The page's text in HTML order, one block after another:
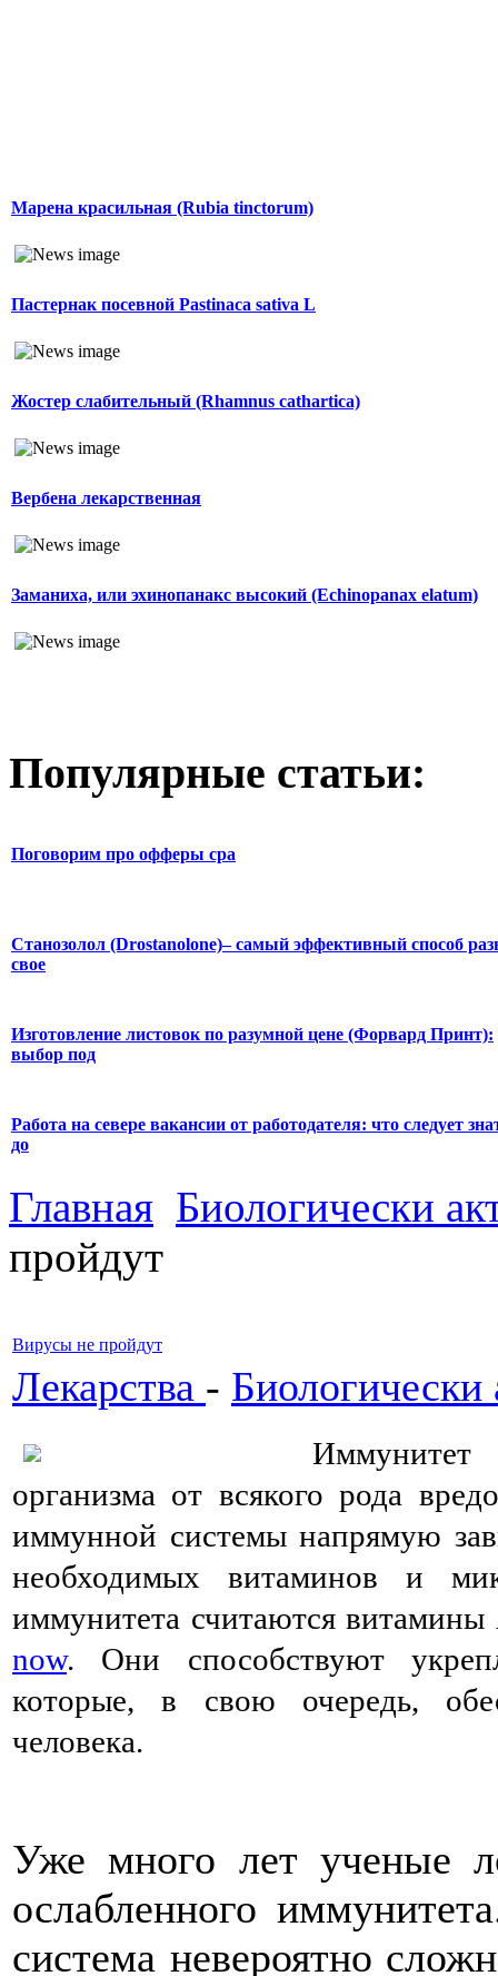
Марена красильная (Rubia tinctorum)
Пастернак посевной Pastinaca sativa L
Жостер слабительный (Rhamnus cathartica)
Вербена лекарственная
Заманиха, или эхинопанакс высокий (Echinopanax elatum)
Популярные статьи:
Поговорим про офферы cpa
Станозолол (Drostanolone)– самый эффективный способ
свое
Изготовление листовок по разумной цене (Форвард Принт):
выбор под
Работа на севере вакансии от работодателя: что следует
до
Главная Биологически
пройдут
Вирусы не пройдут
Лекарства - Биологически
Иммунитет
организма от всякого рода
иммунной системы напрямую
необходимых витаминов и
иммунитета считаются
now. Они способствуют
которые, в свою очередь,
человека.
Уже много лет ученые
ослабленного
система невероятно